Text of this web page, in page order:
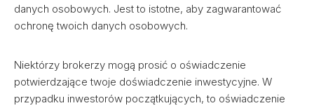
danych osobowych. Jest to istotne, aby zagwarantować
ochronę twoich danych osobowych.
Niektórzy brokerzy mogą prosić o oświadczenie
potwierdzające twoje doświadczenie inwestycyjne. W
przypadku inwestorów początkujących, to oświadczenie